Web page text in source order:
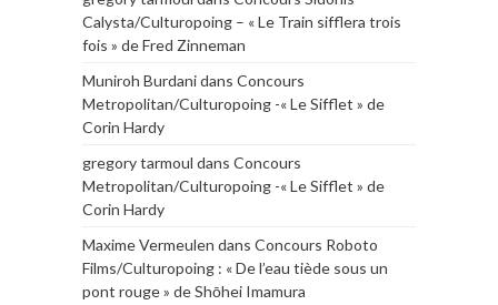
Calysta/Culturopoing – « Le Train sifflera trois
fois » de Fred Zinneman
Muniroh Burdanidans Concours
Metropolitan/Culturopoing -« Le Sifflet » de
Corin Hardy
gregory tarmoul dans Concours
Metropolitan/Culturopoing -« Le Sifflet » de
Corin Hardy
Maxime Vermeulen dans Concours Roboto
Films/Culturopoing : « De l’eau tiède sous un
pont rouge » de Shōhei Imamura